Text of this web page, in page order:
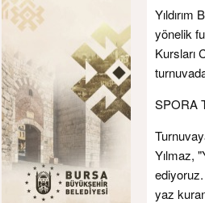
yönelik
Kursları
SPORA
Yılmaz,
yaz